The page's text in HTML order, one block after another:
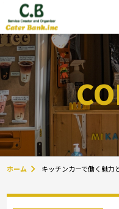
ホーム キッチンカーで働く魅力